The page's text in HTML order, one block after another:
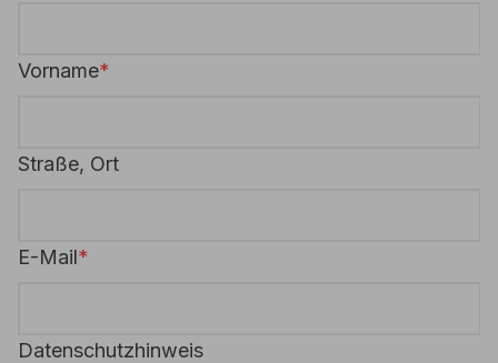
Vorname
Straße, Ort
E-Mail
Datenschutzhinweis